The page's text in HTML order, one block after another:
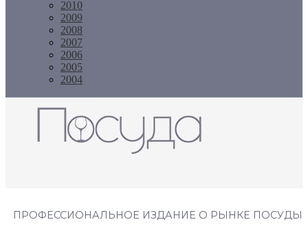
2010
2009
2008
2007
2006
2005
2004
ПРОФЕССИОНАЛЬНОЕ ИЗДАНИЕ О РЫНКЕ ПОСУДЫ